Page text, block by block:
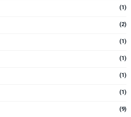
(1)
(2)
(1)
(1)
(1)
(1)
(9)